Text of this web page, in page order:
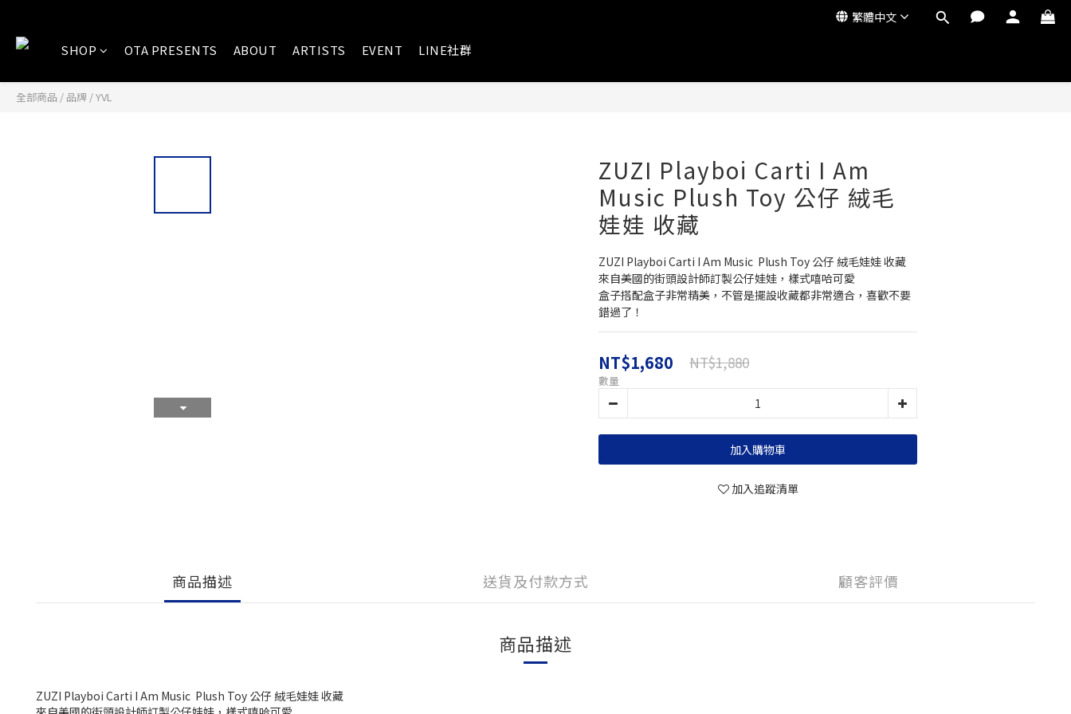
繁體中文
SHOP OTA PRESENTS ABOUT ARTISTS EVENT LINE社群
全部商品 / 品牌 /YVL
ZUZI Playboi Carti I Am
Music Plush Toy 公仔 絨毛
娃娃 收藏
ZUZI Playboi Carti I Am Music  Plush Toy 公仔 絨毛娃娃 收藏
來自美國的街頭設計師訂製公仔娃娃，樣式嘻哈可愛
盒子搭配盒子非常精美，不管是擺設收藏都非常適合，喜歡不要
錯過了！
NT$1,680 NT$1,880
數量
加入購物車
加入追蹤清單
商品描述 送貨及付款方式 顧客評價
商品描述
ZUZI Playboi Carti I Am Music Plush Toy 公仔 絨毛娃娃 收藏